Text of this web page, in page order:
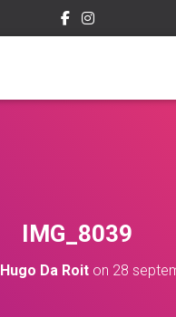
IMG_8039
Hugo Da Roiton 28